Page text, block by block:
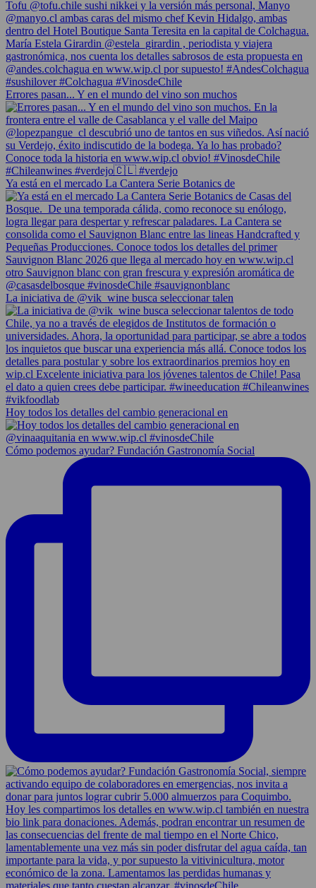
Errores pasan... Y en el mundo del vino son muchos
Ya está en el mercado La Cantera Serie Botanics de
La iniciativa de @vik_wine busca seleccionar talen
Hoy todos los detalles del cambio generacional en
Cómo podemos ayudar? Fundación Gastronomía Social